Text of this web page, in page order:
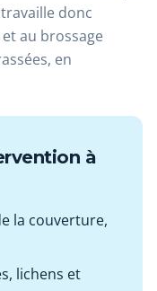
donc
et au brossage
en
à
la couverture,
lichens et